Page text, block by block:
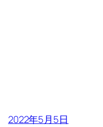
2022年5月5日